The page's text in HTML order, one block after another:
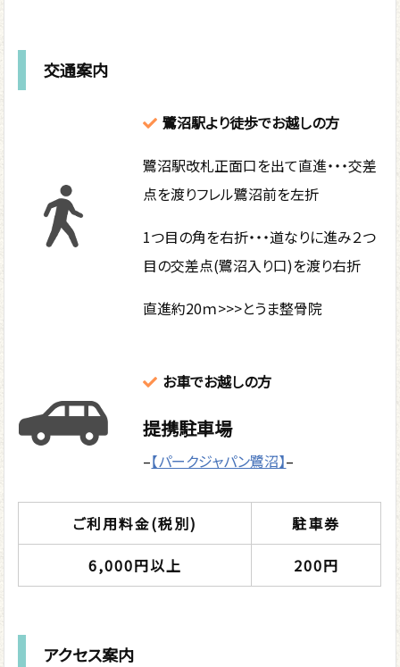
交通案内
鷺沼駅より徒歩でお越しの方
鷺沼駅改札正面口を出て直進・・・交差
点を渡りフレル鷺沼前を左折
1つ目の角を右折・・・道なりに進み２つ
目の交差点(鷺沼入り口)を渡り右折
直進約20ｍ>>>とうま整骨院
お車でお越しの方
提携駐車場
–【パークジャパン鷺沼】–
ご利用料金(税別)
駐車券
6,000円以上
200円
アクセス案内